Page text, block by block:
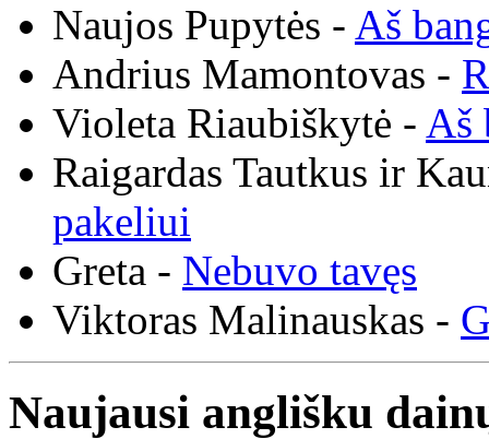
Naujos Pupytės - Aš
Andrius Mamontovas -
Violeta Riaubiškytė - Aš
Raigardas Tautkus ir
pakeliui
Greta - Nebuvo tavęs
Viktoras Malinauskas -
Naujausi anglišku